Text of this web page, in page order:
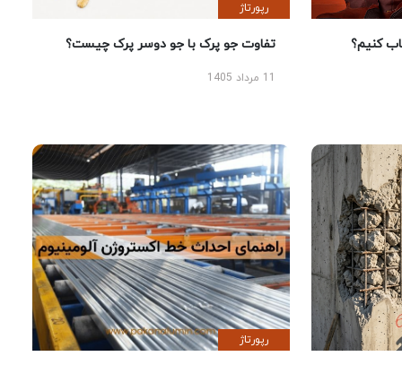
کنیم؟
رپورتاژ
تفاوت جو پرک با جو دوسر پرک چیست؟
رپورتاژ